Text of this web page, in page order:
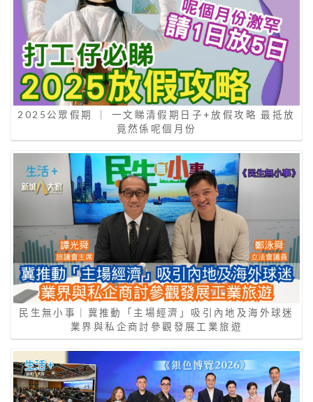
2025公眾假期 ｜ 一文睇清假期日子+放假攻略 最抵放
竟然係呢個月份
民生無小事｜冀推動「主場經濟」吸引內地及海外球迷
業界與私企商討參觀發展工業旅遊